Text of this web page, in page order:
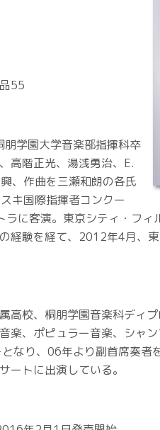
55
学園大学音楽部指揮科卒
高階正光、湯浅勇治、E.
、作曲を三瀬和朗の各氏
キ国際指揮者コンクー
に客演。東京シティ・フィ
経験を経て、2012年4月、
高校、桐朋学園音楽科ディ
楽、ポピュラー音楽、シャ
なり、06年より副首席奏者
ートに出演している。